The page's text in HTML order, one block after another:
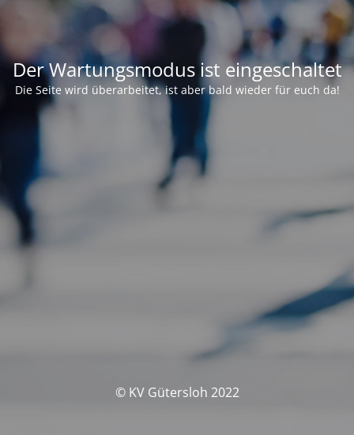
Der Wartungsmodus ist eingeschaltet
Die Seite wird überarbeitet, ist aber bald wieder für euch da!
© KV Gütersloh 2022